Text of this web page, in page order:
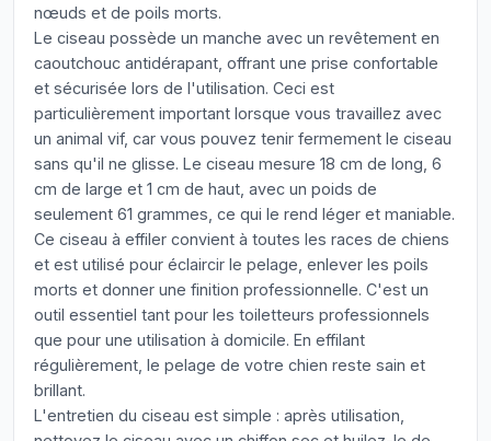
nœuds et de poils morts.
Le ciseau possède un manche avec un revêtement en
caoutchouc antidérapant, offrant une prise confortable
et sécurisée lors de l'utilisation. Ceci est
particulièrement important lorsque vous travaillez avec
un animal vif, car vous pouvez tenir fermement le ciseau
sans qu'il ne glisse. Le ciseau mesure 18 cm de long, 6
cm de large et 1 cm de haut, avec un poids de
seulement 61 grammes, ce qui le rend léger et maniable.
Ce ciseau à effiler convient à toutes les races de chiens
et est utilisé pour éclaircir le pelage, enlever les poils
morts et donner une finition professionnelle. C'est un
outil essentiel tant pour les toiletteurs professionnels
que pour une utilisation à domicile. En effilant
régulièrement, le pelage de votre chien reste sain et
brillant.
L'entretien du ciseau est simple : après utilisation,